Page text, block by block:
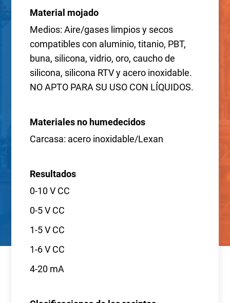
Material mojado
Medios: Aire/gases limpios y secos
compatibles con aluminio, titanio, PBT,
buna, silicona, vidrio, oro, caucho de
silicona, silicona RTV y acero inoxidable.
NO APTO PARA SU USO CON LÍQUIDOS.
Materiales no humedecidos
Carcasa: acero inoxidable/Lexan
Resultados
0-10 V CC
0-5 V CC
1-5 V CC
1-6 V CC
4-20 mA